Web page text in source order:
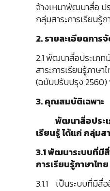
จ้างเหมาพัฒนาสื่อ ป
กลุ่มสาระการเรียนรู้
2. รายละเอียดการ
2.1 พัฒนาสื่อประเภ
สาระการเรียนรู้ภาษ
(ฉบับปรับปรุง
3. คุณสมบัติเฉพาะ
พัฒนาสื่อปร
เรียนรู้ ได้แก่ กลุ่ม
3.1 พัฒนาระบบที่มี
การเรียนรู้ภาษาไ
3.1.1 เป็นระบบที่มีสื่